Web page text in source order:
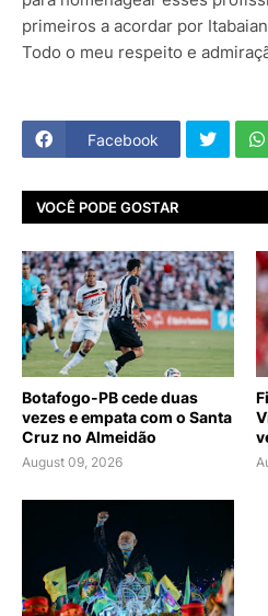
primeiros a acordar por
Todo o meu respeito e
Facebook
VOCÊ PODE GOSTAR
Botafogo-PB cede duas
vezes e empata com o Santa
Cruz no Almeidão
August 09, 2026